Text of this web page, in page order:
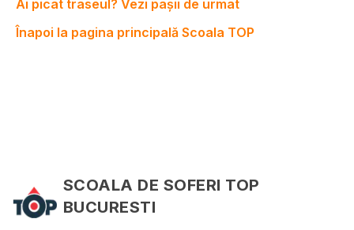
Ai picat traseul? Vezi pașii de urmat
Înapoi la pagina principală Scoala TOP
SCOALA DE SOFERI TOP
BUCURESTI